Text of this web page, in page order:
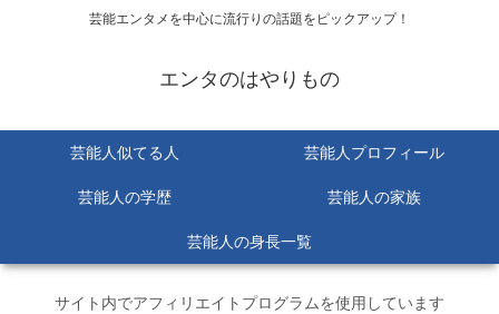
芸能エンタメを中心に流行りの話題をピックアップ！
エンタのはやりもの
芸能人似てる人 芸能人プロフィール
芸能人の学歴 芸能人の家族
芸能人の身長一覧
サイト内でアフィリエイトプログラムを使用しています